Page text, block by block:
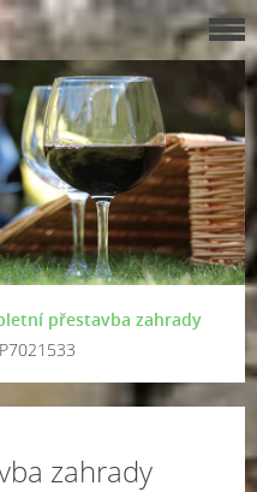
přestavba zahrady
P7021533
zahrady